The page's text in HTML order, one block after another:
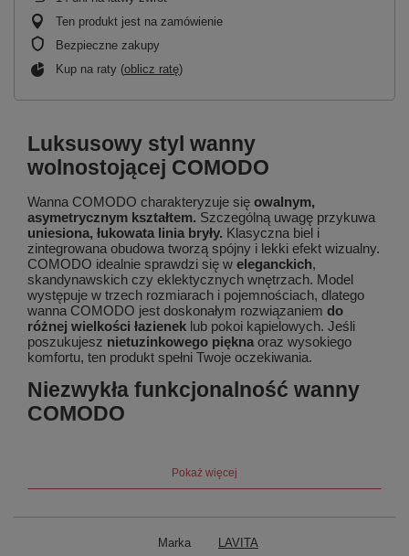
Ten produkt jest na zamówienie
Bezpieczne zakupy
Kup na raty (oblicz ratę)
Luksusowy styl wanny
wolnostojącej COMODO
Wanna COMODO charakteryzuje się owalnym,
asymetrycznym kształtem. Szczególną uwagę przykuwa
uniesiona, łukowata linia bryły. Klasyczna biel i
zintegrowana obudowa tworzą spójny i lekki efekt wizualny.
COMODO idealnie sprawdzi się w eleganckich,
skandynawskich czy eklektycznych wnętrzach. Model
występuje w trzech rozmiarach i pojemnościach, dlatego
wanna COMODO jest doskonałym rozwiązaniem do
różnej wielkości łazienek lub pokoi kąpielowych. Jeśli
poszukujesz nietuzinkowego piękna oraz wysokiego
komfortu, ten produkt spełni Twoje oczekiwania.
Niezwykła funkcjonalność wanny
COMODO
, gwarantujący szybkie zamykanie i otwieranie
odpływu.Wbudowany przelewchroni przed przelaniem
wyjątkową wygodę i odprężenie
Pokaż więcej
Marka LAVITA